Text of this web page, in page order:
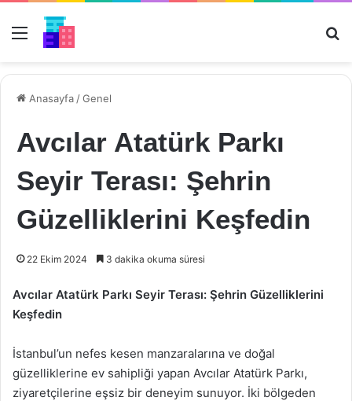
Menü
Anasayfa /Genel
Avcılar Atatürk Parkı
Seyir Terası: Şehrin
Güzelliklerini Keşfedin
22 Ekim 2024 3 dakika okuma süresi
Avcılar Atatürk Parkı Seyir Terası: Şehrin Güzelliklerini
Keşfedin
İstanbul’un nefes kesen manzaralarına ve doğal
güzelliklerine ev sahipliği yapan Avcılar Atatürk Parkı,
ziyaretçilerine eşsiz bir deneyim sunuyor. İki bölgeden